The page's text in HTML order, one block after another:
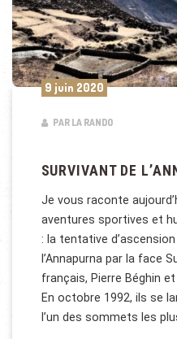
9 juin 2020
PAR LA RANDO
SURVIVANT DE
Je vous raconte
aventures sportives et
: la tentative
l’Annapurna par la face
français, Pierre Béghin
En octobre 1992, ils se
l’un des sommets les